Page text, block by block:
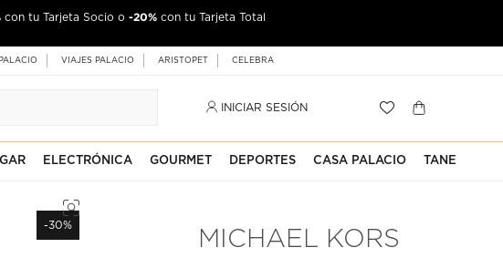
con tu Tarjeta Socio o -20% con tu Tarjeta Total
VIAJES PALACIO ARISTOPET CELEBRA
INICIAR SESIÓN
ELECTRÓNICA GOURMET DEPORTES CASA PALACIO TANE
-30%
MICHAEL KORS